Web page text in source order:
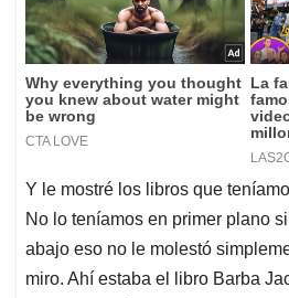
Y le mostré los libros que
No lo teníamos en primer plano
abajo eso no le molestó
miro. Ahí estaba el libro Barba